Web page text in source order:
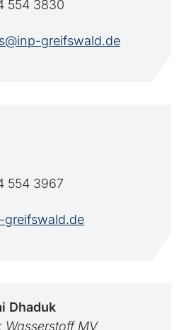
554 3830
greifswald.de
554 3967
greifswald.de
Dhaduk
MV